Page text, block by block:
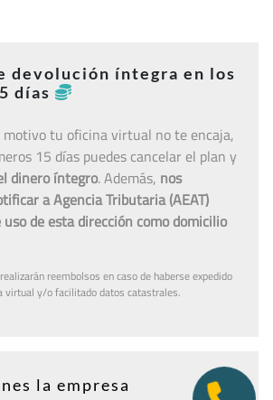
devolución íntegra en los
días
motivo tu oficina virtual no te encaja,
15 días puedes cancelar el plan y
dinero íntegro. Además, nos
a Agencia Tributaria (AEAT)
uso de esta dirección como domicilio
reembolsos en caso de haberse expedido
virtual y/o facilitado datos catastrales.
la empresa